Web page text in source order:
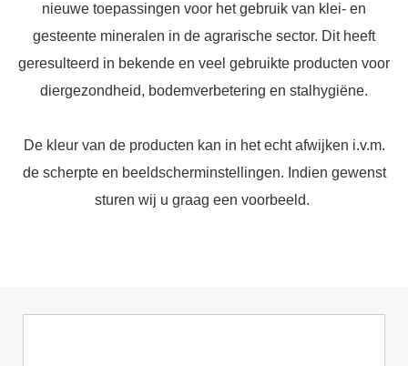
nieuwe toepassingen voor het gebruik van klei- en
gesteente mineralen in de agrarische sector. Dit heeft
geresulteerd in bekende en veel gebruikte producten voor
diergezondheid, bodemverbetering en stalhygiëne.
De kleur van de producten kan in het echt afwijken i.v.m.
de scherpte en beeldscherminstellingen. Indien gewenst
sturen wij u graag een voorbeeld.